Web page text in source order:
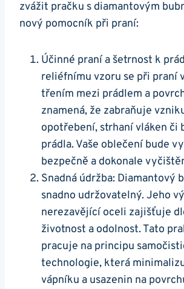
zvážit pračku s diamantovým‌
nový ⁤pomocník⁢ při​ praní:
Účinné⁣ praní⁢ a šetrnost k
reliéfnímu​ vzoru ⁣se při praní
⁣třením mezi prádlem a
znamená, že zabraňuje
⁢opotřebení, ​strhaní vláken ​či
prádla. Vaše ⁣oblečení bude
bezpečně a ‍dokonale
Snadná ⁣údržba: Diamantový‌
snadno udržovatelný.​ Jeho
nerezavějící oceli zajišťuje⁤
životnost a‌ odolnost. Tato
pracuje na principu
technologie, která
vápníku ‍a usazenin na